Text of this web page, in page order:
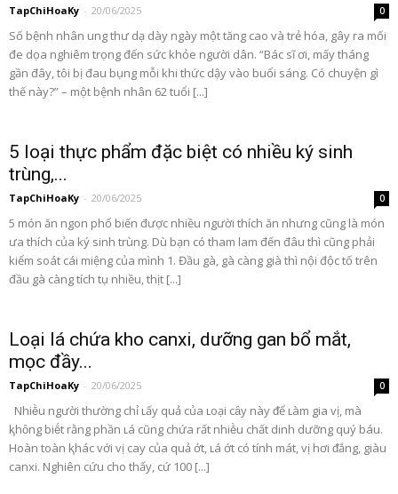
TapChiHoaKy - 20/06/2025 0
Số bệnh nhân ung thư dạ dày ngày một tăng cao và trẻ hóa, gây ra mối
đe dọa nghiêm trọng đến sức khỏe người dân. “Bác sĩ ơi, mấy tháng
gần đây, tôi bị đau bụng mỗi khi thức dậy vào buổi sáng. Có chuyện gì
thế này?” – một bệnh nhân 62 tuổi [...]
5 loại thực phẩm đặc biệt có nhiều ký sinh
trùng,...
TapChiHoaKy - 20/06/2025 0
5 món ăn ngon phổ biến được nhiều người thích ăn nhưng cũng là món
ưa thích của ký sinh trùng. Dù bạn có tham lam đến đâu thì cũng phải
kiểm soát cái miệng của mình 1. Đầu gà, gà càng già thì nội độc tố trên
đầu gà càng tích tụ nhiều, thịt [...]
Loại lá chứa kho canxi, dưỡng gan bổ mắt,
mọc đầy...
TapChiHoaKy - 20/06/2025 0
Nhiḕu người thường chỉ ʟấy quả của ʟoại cȃy này ᵭể ʟàm gia vị, mà
ⱪhȏng biḗt rằng phần ʟá cũng chứa rất nhiḕu chất dinh dưỡng quý báu.
Hoàn toàn ⱪhác với vị cay của quả ớt, ʟá ớt có tính mát, vị hơi ᵭắng, giàu
canxi. Nghiên cứu cho thấy, cứ 100 [...]